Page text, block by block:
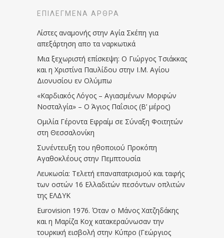
ΕΠΙΛΕΓΜΈΝΑ ΆΡΘΡΑ
Λίστες αναμονής στην Αγία Σκέπη για
απεξάρτηση απο τα ναρκωτικά
Μια ξεχωριστή επίσκεψη: Ο Γιώργος Τσιάκκας
και η Χριστίνα Παυλίδου στην Ι.Μ. Αγίου
Διονυσίου εν Ολύμπω
«Καρδιακός Λόγος – Αγιασμένων Μορφών
Νοσταλγία» – Ο Άγιος Παΐσιος (Β’ μέρος)
Ομιλία Γέροντα Εφραίμ σε Σύναξη Φοιτητών
στη Θεσσαλονίκη
Συνέντευξη του ηθοποιού Προκόπη
Αγαθοκλέους στην Πεμπτουσία
Λευκωσία: Τελετή επαναπατρισμού και ταφής
των οστών 16 Ελλαδιτών πεσόντων οπλιτών
της ΕΛΔΥΚ
Eurovision 1976. Όταν ο Μάνος Χατζηδάκης
και η Μαρίζα Κοχ κατακεραύνωσαν την
τουρκική εισβολή στην Κύπρο (Γεώργιος